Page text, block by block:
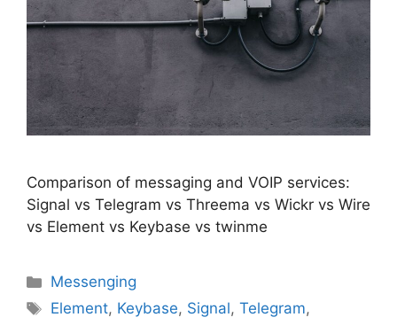
Comparison of messaging and VOIP services:
Signal vs Telegram vs Threema vs Wickr vs Wire
vs Element vs Keybase vs twinme
Catégories
Messenging
Étiquettes
Element, Keybase, Signal,Telegram,